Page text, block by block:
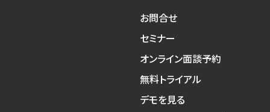
お問合せ
セミナー
オンライン面談予約
無料トライアル
デモを見る